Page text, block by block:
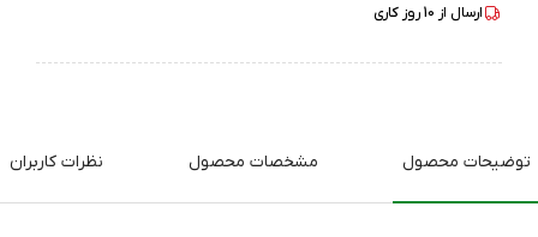
ارسال از 10روز کاری
توضیحات محصول مشخصات محصول نظرات کاربران